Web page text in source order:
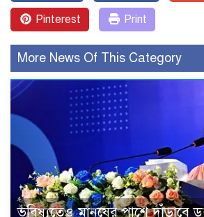
Pinterest Print
More News Of This Category
ভবিষ্যতেও মানুষের পাশে দাঁড়াবে